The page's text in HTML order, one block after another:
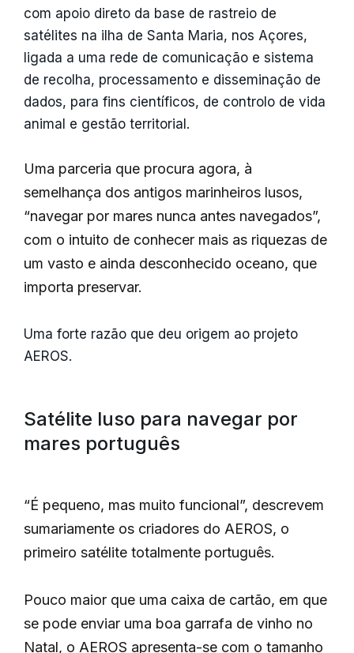
com apoio direto da base de rastreio de
satélites na ilha de Santa Maria, nos Açores,
ligada a uma rede de comunicação e sistema
de recolha, processamento e disseminação de
dados, para fins científicos, de controlo de vida
animal e gestão territorial.
Uma parceria que procura agora, à
semelhança dos antigos marinheiros lusos,
“navegar por mares nunca antes navegados”,
com o intuito de conhecer mais as riquezas de
um vasto e ainda desconhecido oceano, que
importa preservar.
Uma forte razão que deu origem ao projeto
AEROS.
Satélite luso para navegar por
mares português
“É pequeno, mas muito funcional”, descrevem
sumariamente os criadores do AEROS, o
primeiro satélite totalmente português.
Pouco maior que uma caixa de cartão, em que
se pode enviar uma boa garrafa de vinho no
Natal, o AEROS apresenta-se com o tamanho